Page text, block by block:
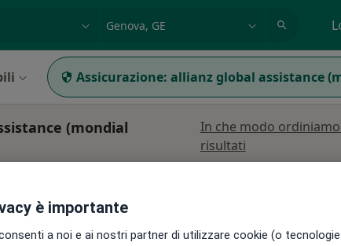
Assicurazione: allianz global assistance
(mondial
In che modo
risultati
in base alla copertura assicurativa.
è importante
a noi e ai nostri partner di utilizzare cookie (o